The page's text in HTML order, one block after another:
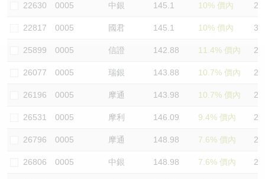
22630 0005 中銀 145.1 10% 價內
22817 0005 國君 145.1 10% 價內
25899 0005 信證 142.88 11.4% 價內
26077 0005 瑞銀 143.88 10.7% 價內
26196 0005 摩通 143.98 10.7% 價內
26531 0005 摩利 146.09 9.4% 價內
26796 0005 摩通 148.98 7.6% 價內
26806 0005 中銀 148.98 7.6% 價內
認股證/牛熊證日誌
認股證文件及公告
牛熊證到期結算價查詢
牛熊證分析儀
牛熊證文件及公告
牛熊證文件及公告 (瑞信)
中資ETFs溢價比較
AH 股價對照
ADR
收市競價變化